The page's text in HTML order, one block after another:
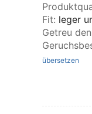
Fit: leger
Getreu
übersetzen